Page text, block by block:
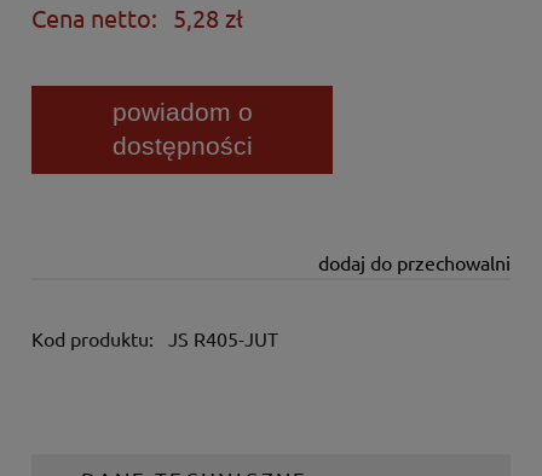
Cena netto: 5,28 zł
powiadom o
dostępności
dodaj do przechowalni
Kod produktu: JS R405-JUT